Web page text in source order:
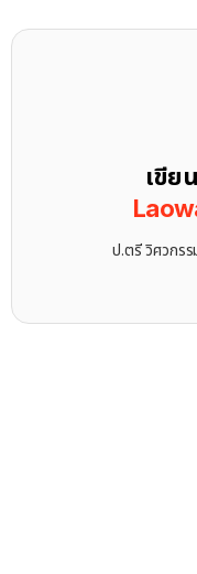
เขีย
ป.ตรี วิศวกร